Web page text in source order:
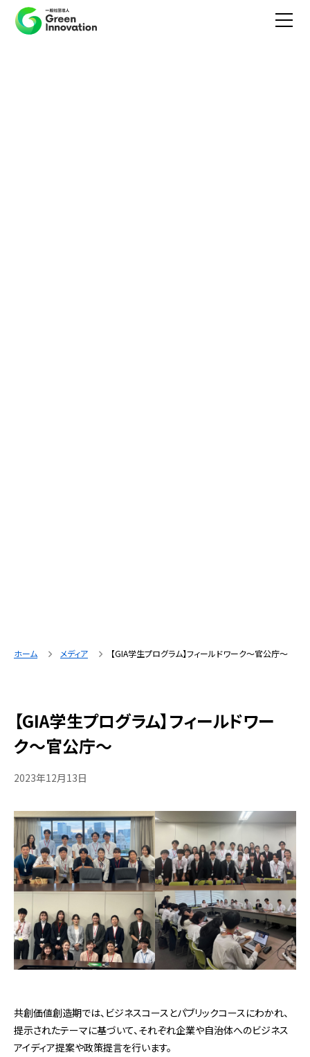
ホーム メディア 【GIA学生プログラム】フィールドワーク〜官公庁〜
【GIA学生プログラム】フィールドワー
ク〜官公庁〜
2023年12月13日
共創価値創造期では、ビジネスコースとパブリックコースにわかれ、
提示されたテーマに基づいて、それぞれ企業や自治体へのビジネス
アイディア提案や政策提言を行います。